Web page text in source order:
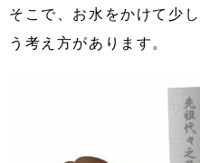
そこで、お水をかけて少
う考え方があります。